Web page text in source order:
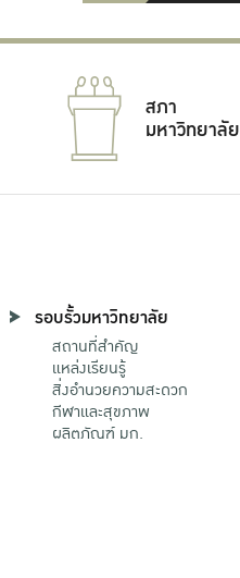
สภา
มหาวิทยาลัย
รอบรั้วมหาวิทยาลัย
สถานที่สำคัญ
แหล่งเรียนรู้
สิ่งอำนวยความสะดวก
กีฬาและสุขภาพ
ผลิตภัณฑ์ มก.